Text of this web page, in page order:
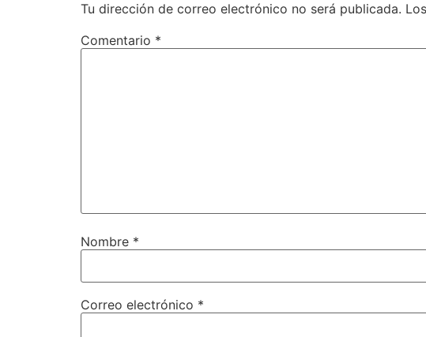
Tu dirección de correo electrónico no será publicada.
Comentario *
Nombre *
Correo electrónico *